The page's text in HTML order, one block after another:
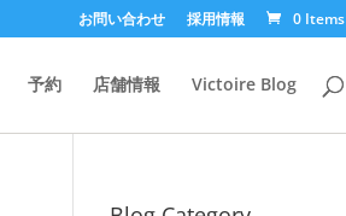
お問い合わせ 採用情報 0 Items
予約 店舗情報 Victoire Blog